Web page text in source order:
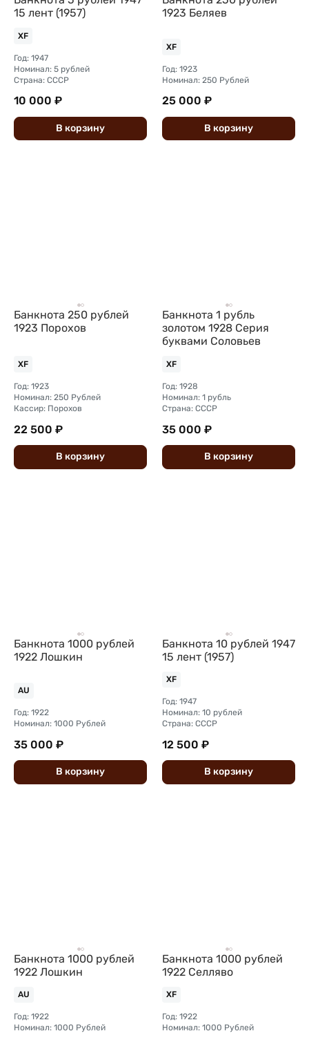
15 лент (1957)
XF
Год: 1947
Номинал: 5 рублей
Страна: СССР
10 000 ₽
В корзину
1923 Беляев
XF
Год: 1923
Номинал: 250 Рублей
25 000 ₽
В корзину
Банкнота 250 рублей
1923 Порохов
XF
Год: 1923
Номинал: 250 Рублей
Кассир: Порохов
22 500 ₽
В корзину
Банкнота 1 рубль
золотом 1928 Серия
буквами Соловьев
XF
Год: 1928
Номинал: 1 рубль
Страна: СССР
35 000 ₽
В корзину
Банкнота 1000 рублей
1922 Лошкин
AU
Год: 1922
Номинал: 1000 Рублей
35 000 ₽
В корзину
Банкнота 10 рублей 1947
15 лент (1957)
XF
Год: 1947
Номинал: 10 рублей
Страна: СССР
12 500 ₽
В корзину
Банкнота 1000 рублей
1922 Лошкин
AU
Год: 1922
Номинал: 1000 Рублей
Банкнота 1000 рублей
1922 Селляво
XF
Год: 1922
Номинал: 1000 Рублей